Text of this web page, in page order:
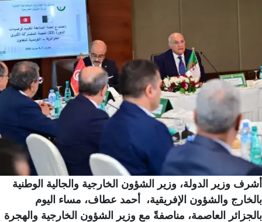
أشرف وزير الدولة، وزير الشؤون الخارجية والجالية الوطنية
بالخارج والشؤون الإفريقية، أحمد عطاف، مساء اليوم
بالجزائر العاصمة، مناصفةً مع وزير الشؤون الخارجية والهجرة